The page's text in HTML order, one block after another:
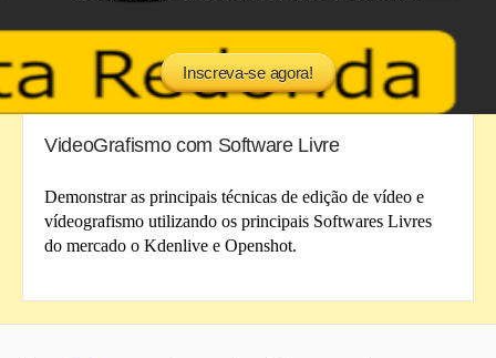
Inscreva-se agora!
VideoGrafismo com Software Livre
Demonstrar as principais técnicas de edição de vídeo e
vídeografismo utilizando os principais Softwares Livres
do mercado o Kdenlive e Openshot.